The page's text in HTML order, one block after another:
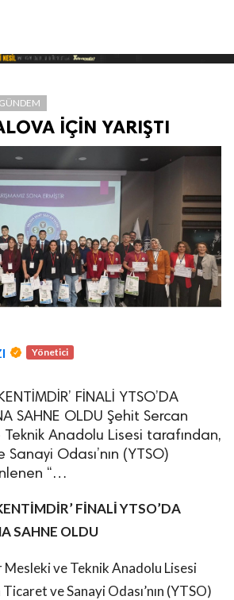
İÇİN YARIŞTI
Yönetici
FİNALİ YTSO’DA
SAHNE OLDU Şehit Sercan
Anadolu Lisesi tarafından,
Odası’nın (YTSO)
“…
FİNALİ YTSO’DA
SAHNE OLDU
Mesleki ve Teknik Anadolu Lisesi
ve Sanayi Odası’nın (YTSO)